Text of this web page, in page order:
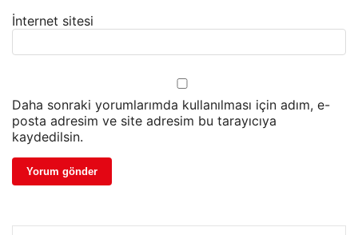
İnternet sitesi
Daha sonraki yorumlarımda kullanılması için adım, e-
posta adresim ve site adresim bu tarayıcıya
kaydedilsin.